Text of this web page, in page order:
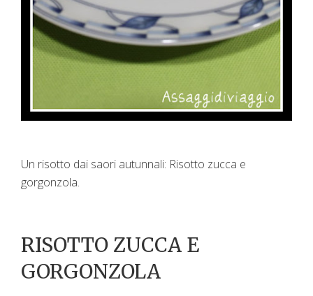
Un risotto dai saori autunnali: Risotto zucca e
gorgonzola.
RISOTTO ZUCCA E
GORGONZOLA